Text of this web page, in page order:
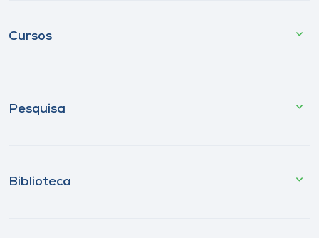
Cursos
Pesquisa
Biblioteca